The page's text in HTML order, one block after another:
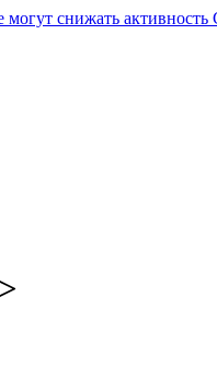
снижать